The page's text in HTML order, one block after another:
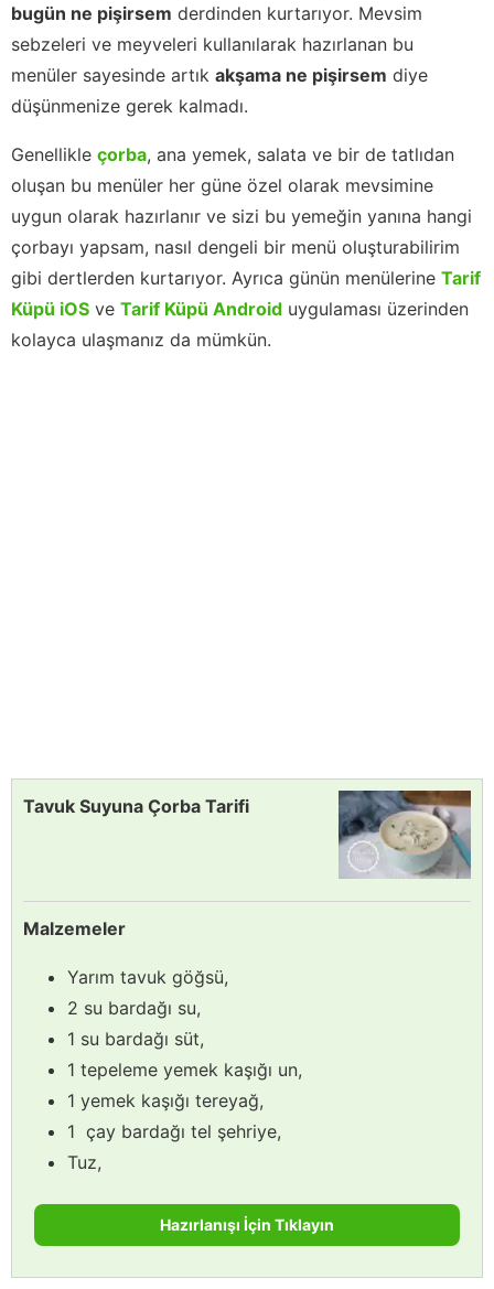
bugün ne pişirsem derdinden kurtarıyor. Mevsim
sebzeleri ve meyveleri kullanılarak hazırlanan bu
menüler sayesinde artık akşama ne pişirsem diye
düşünmenize gerek kalmadı.
Genellikle çorba, ana yemek, salata ve bir de tatlıdan
oluşan bu menüler her güne özel olarak mevsimine
uygun olarak hazırlanır ve sizi bu yemeğin yanına hangi
çorbayı yapsam, nasıl dengeli bir menü oluşturabilirim
gibi dertlerden kurtarıyor. Ayrıca günün menülerine Tarif
Küpü iOS ve Tarif Küpü Android uygulaması üzerinden
kolayca ulaşmanız da mümkün.
Tavuk Suyuna Çorba Tarifi
Malzemeler
Yarım tavuk göğsü,
2 su bardağı su,
1 su bardağı süt,
1 tepeleme yemek kaşığı un,
1 yemek kaşığı tereyağ,
1 çay bardağı tel şehriye,
Tuz,
Hazırlanışı İçin Tıklayın